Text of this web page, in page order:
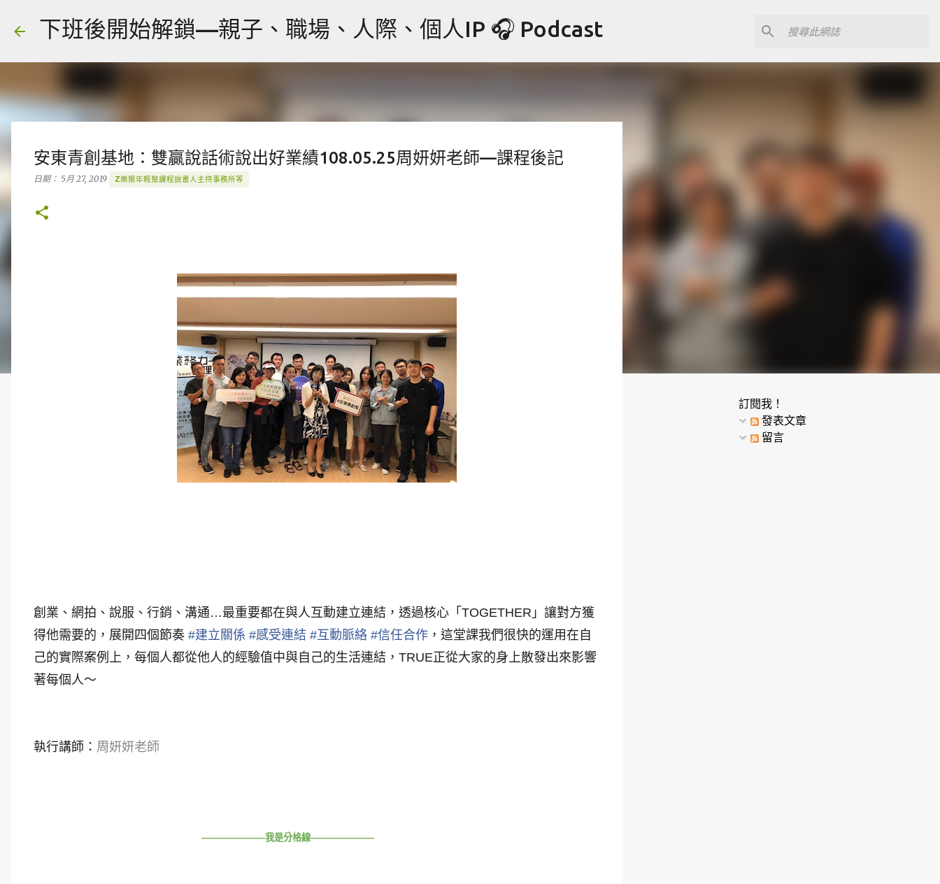
跳到主要內容
下班後開始解鎖—親子、職場、人際、個人IP 🎧 Podcast
安東青創基地：雙贏說話術說出好業績108.05.25周妍妍老師—課程後記
日期： 5月 27, 2019 Z樂猴年輕幫課程說書人主持事務所等
創業、網拍、說服、行銷、溝通…最重要都在與人互動建立連結，透過核心「TOGETHER」讓對方獲
得他需要的，展開四個節奏 #建立關係 #感受連結 #互動脈絡 #信任合作 ，這堂課我們很快的運用在自
己的實際案例上，每個人都從他人的經驗值中與自己的生活連結，TRUE正從大家的身上散發出來影響
著每個人～
執行講師： 周妍妍老師
———————我是分格線———————
訂閱我！
發表文章
留言